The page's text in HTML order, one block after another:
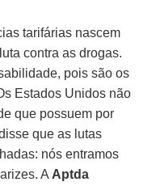
tarifárias nascem
contra as drogas.
pois são os
Estados Unidos não
que possuem por
que as lutas
nós entramos
A Aptda